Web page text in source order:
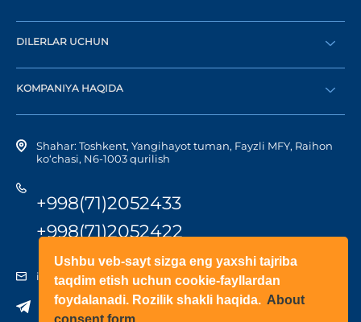
Ushbu veb-sayt sizga eng yaxshi tajriba
taqdim etish uchun cookie-fayllardan
foydalanadi. Rozilik shakli haqida. About
Buyurtma berish
DILERLAR UCHUN
Diler bo‘lish
Shaxsiy kabinetga kirish
KOMPANIYA HAQIDA
Kompaniya tarixi
Shahar: Toshkent, Yangihayot tuman, Fayzli MFY, Raihon
ko‘chasi, N6-1003 qurilish
+998(71)2052433
+998(71)2052422
info@doorhan.uz